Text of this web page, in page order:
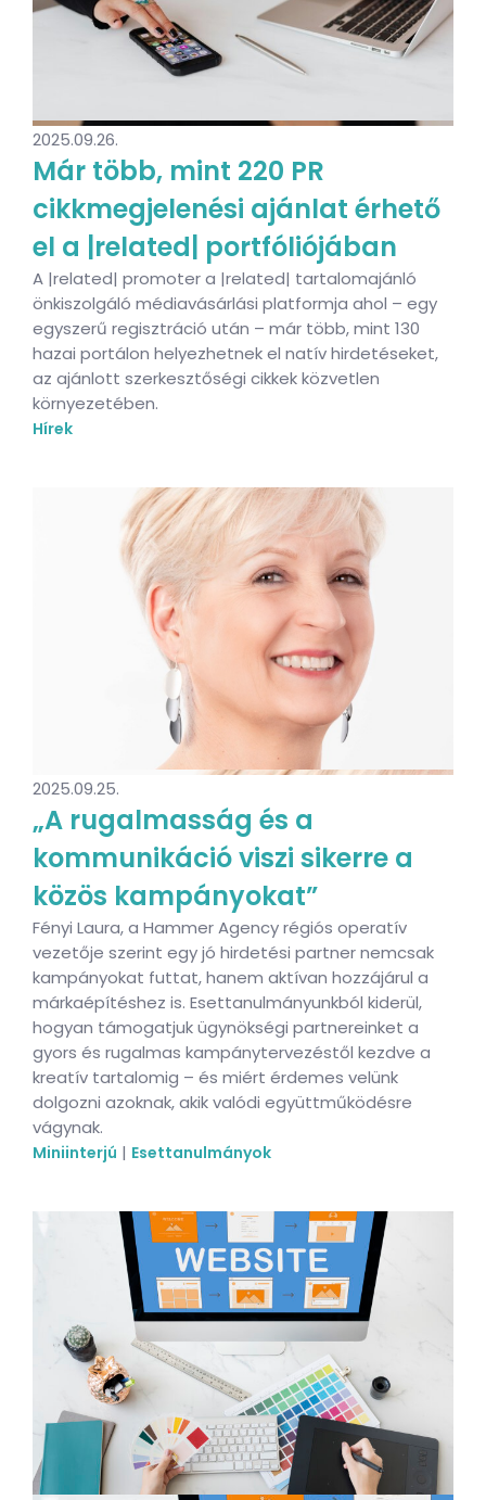
2025.09.26.
Már több, mint 220 PR
cikkmegjelenési ajánlat érhető
el a |related| portfóliójában
A |related| promoter a |related| tartalomajánló
önkiszolgáló médiavásárlási platformja ahol – egy
egyszerű regisztráció után – már több, mint 130
hazai portálon helyezhetnek el natív hirdetéseket,
az ajánlott szerkesztőségi cikkek közvetlen
környezetében.
Hírek
2025.09.25.
„A rugalmasság és a
kommunikáció viszi sikerre a
közös kampányokat”
Fényi Laura, a Hammer Agency régiós operatív
vezetője szerint egy jó hirdetési partner nemcsak
kampányokat futtat, hanem aktívan hozzájárul a
márkaépítéshez is. Esettanulmányunkból kiderül,
hogyan támogatjuk ügynökségi partnereinket a
gyors és rugalmas kampánytervezéstől kezdve a
kreatív tartalomig – és miért érdemes velünk
dolgozni azoknak, akik valódi együttműködésre
vágynak.
Miniinterjú | Esettanulmányok